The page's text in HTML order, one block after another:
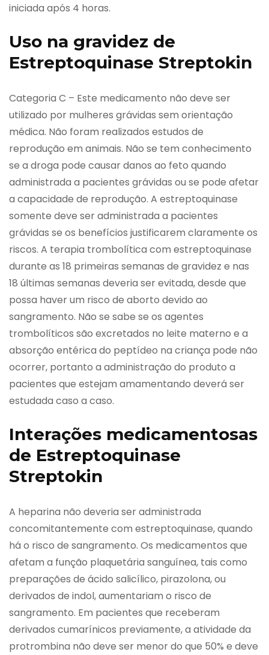
iniciada após 4 horas.
Uso na gravidez de
Estreptoquinase Streptokin
Categoria C – Este medicamento não deve ser
utilizado por mulheres grávidas sem orientação
médica. Não foram realizados estudos de
reprodução em animais. Não se tem conhecimento
se a droga pode causar danos ao feto quando
administrada a pacientes grávidas ou se pode afetar
a capacidade de reprodução. A estreptoquinase
somente deve ser administrada a pacientes
grávidas se os benefícios justificarem claramente os
riscos. A terapia trombolítica com estreptoquinase
durante as 18 primeiras semanas de gravidez e nas
18 últimas semanas deveria ser evitada, desde que
possa haver um risco de aborto devido ao
sangramento. Não se sabe se os agentes
trombolíticos são excretados no leite materno e a
absorção entérica do peptídeo na criança pode não
ocorrer, portanto a administração do produto a
pacientes que estejam amamentando deverá ser
estudada caso a caso.
Interações medicamentosas
de Estreptoquinase
Streptokin
A heparina não deveria ser administrada
concomitantemente com estreptoquinase, quando
há o risco de sangramento. Os medicamentos que
afetam a função plaquetária sanguínea, tais como
preparações de ácido salicílico, pirazolona, ou
derivados de indol, aumentariam o risco de
sangramento. Em pacientes que receberam
derivados cumarínicos previamente, a atividade da
protrombina não deve ser menor do que 50% e deve